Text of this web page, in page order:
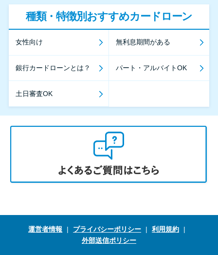
種類・特徴別おすすめカードローン
女性向け 無利息期間がある
銀行カードローンとは？ パート・アルバイトOK
土日審査OK
運営者情報 プライバシーポリシー
利用規約
外部送信ポリシー